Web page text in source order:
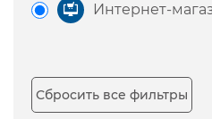
Интернет-
Сбросить все фильтры